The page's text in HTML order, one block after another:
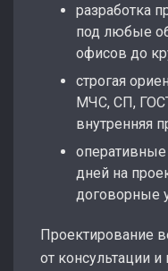
разработка
под любые
офисов до
строгая
МЧС, СП,
внутренняя
оперативные
дней на
договорные
Проектирование
от консультации и